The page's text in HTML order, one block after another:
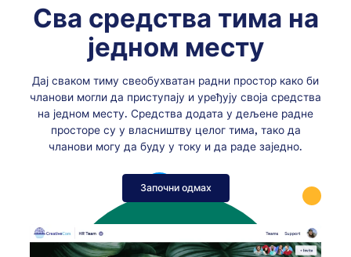
Сва средства тима на
једном месту
Дај сваком тиму свеобухватан радни простор како би
чланови могли да приступају и уређују своја средства
на једном месту. Средства додата у дељене радне
просторе су у власништву целог тима, тако да
чланови могу да буду у току и да раде заједно.
Започни одмах